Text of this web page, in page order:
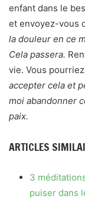
enfant dans le
et envoyez-vous
la douleur en ce
Cela passera.
vie. Vous
accepter cela et
moi abandonner
paix.
ARTICLES
3
puiser dans